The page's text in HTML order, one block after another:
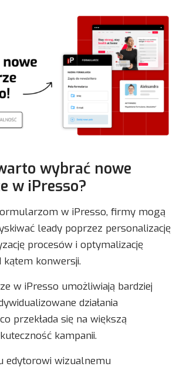
wybrać nowe
w iPresso?
w iPresso, firmy mogą
leady poprzez personalizację
procesów i optymalizację
konwersji.
w iPresso umożliwiają bardziej
działania
przekłada się na większą
kampanii.
edytorowi wizualnemu